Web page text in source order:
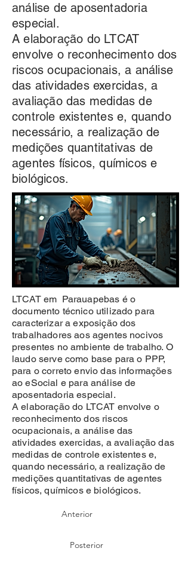
análise de aposentadoria
especial.
A elaboração do LTCAT
envolve o reconhecimento dos
riscos ocupacionais, a análise
das atividades exercidas, a
avaliação das medidas de
controle existentes e, quando
necessário, a realização de
medições quantitativas de
agentes físicos, químicos e
biológicos.
LTCAT em Parauapebas é o
documento técnico utilizado para
caracterizar a exposição dos
trabalhadores aos agentes nocivos
presentes no ambiente de trabalho. O
laudo serve como base para o PPP,
para o correto envio das informações
ao eSocial e para análise de
aposentadoria especial.
A elaboração do LTCAT envolve o
reconhecimento dos riscos
ocupacionais, a análise das
atividades exercidas, a avaliação das
medidas de controle existentes e,
quando necessário, a realização de
medições quantitativas de agentes
físicos, químicos e biológicos.
Anterior
Posterior